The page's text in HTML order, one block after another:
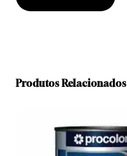
Produtos Relacionados